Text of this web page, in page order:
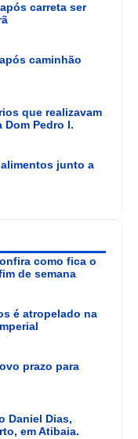
carreta ser
caminhão
que realizavam
Pedro I.
junto a
como fica o
de semana
é atropelado na
prazo para
Daniel Dias,
em Atibaia.